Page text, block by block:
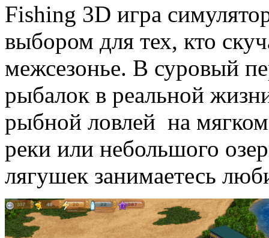
Fishing 3D игра
выбором для тех, кто
межсезонье. В суровый
рыбалок в реальной
рыбной ловлей на
реки или небольшого
лягушек занимаетесь